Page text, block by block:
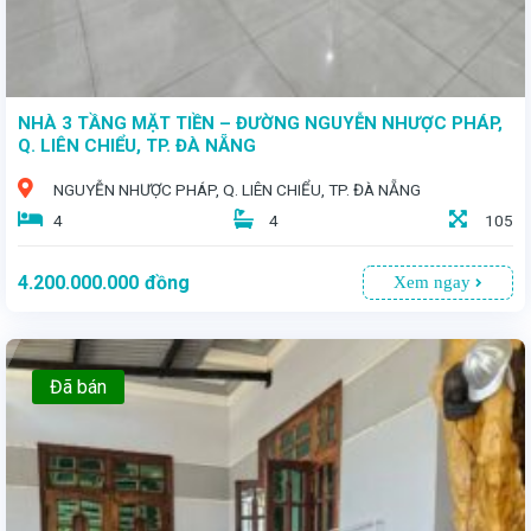
NHÀ 3 TẦNG MẶT TIỀN – ĐƯỜNG NGUYỄN NHƯỢC PHÁP,
Q. LIÊN CHIỂU, TP. ĐÀ NẴNG
NGUYỄN NHƯỢC PHÁP, Q. LIÊN CHIỂU, TP. ĐÀ NẴNG
4
4 105
4.200.000.000 đồng Xem ngay
Đã bán